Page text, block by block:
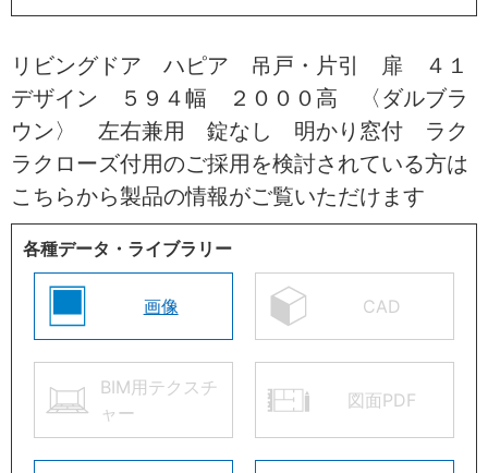
リビングドア ハピア 吊戸・片引 扉 ４１
デザイン ５９４幅 ２０００高 〈ダルブラ
ウン〉 左右兼用 錠なし 明かり窓付 ラク
ラクローズ付用のご採用を検討されている方は
こちらから製品の情報がご覧いただけます
各種データ・ライブラリー
画像 CAD
BIM用テクスチ
ャー
図面PDF